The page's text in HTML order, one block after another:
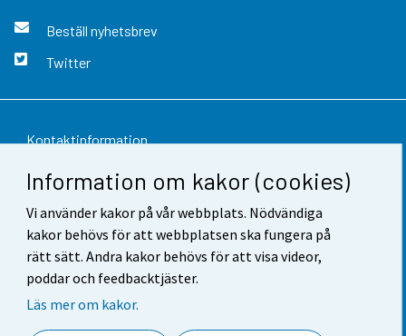
Information om kakor (cookies)
Vi använder kakor på vår webbplats. Nödvändiga
kakor behövs för att webbplatsen ska fungera på
rätt sätt. Andra kakor behövs för att visa videor,
poddar och feedbacktjäster.
Läs mer om kakor.
Beställ nyhetsbrev
Twitter
Kontaktinformation
Respons
Användarvillkor
Dataskydd
Tillgänglighet